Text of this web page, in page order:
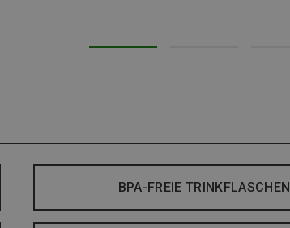
BPA-FREIE TRINKFLASCHEN